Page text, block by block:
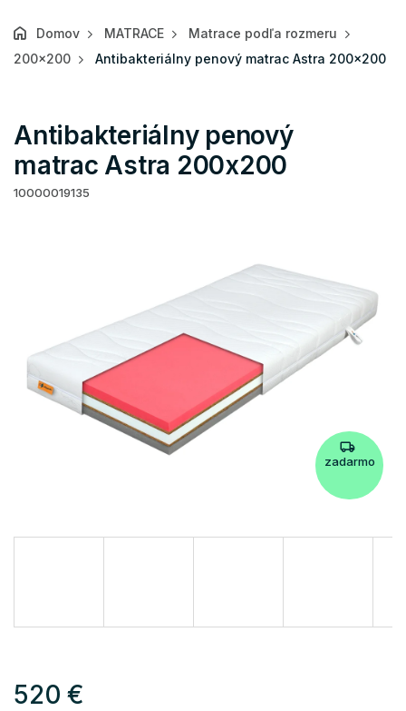
Domov MATRACE
Matrace podľa rozmeru
200x200
Antibakteriálny penový matrac Astra 200x200
Antibakteriálny penový
matrac Astra 200x200
10000019135
zadarmo
520 €